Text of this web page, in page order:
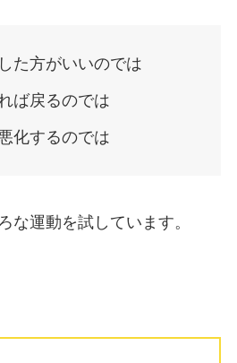
た方がいいのでは
ば戻るのでは
化するのでは
な運動を試しています。